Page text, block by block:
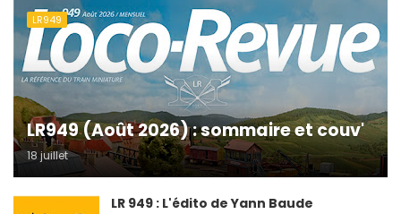
LR949
LR949 (Août 2026) : sommaire et couv'
18 juillet
LR 949 : L'édito de Yann Baude